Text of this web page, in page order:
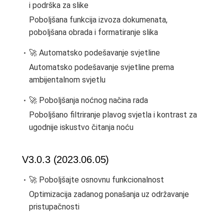
i podrška za slike
Poboljšana funkcija izvoza dokumenata,
poboljšana obrada i formatiranje slika
🚀 Automatsko podešavanje svjetline
Automatsko podešavanje svjetline prema
ambijentalnom svjetlu
🚀 Poboljšanja noćnog načina rada
Poboljšano filtriranje plavog svjetla i kontrast za
ugodnije iskustvo čitanja noću
V3.0.3 (2023.06.05)
🚀 Poboljšajte osnovnu funkcionalnost
Optimizacija zadanog ponašanja uz održavanje
pristupačnosti